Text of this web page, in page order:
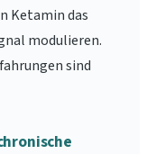
Ketamin das
modulieren.
sind